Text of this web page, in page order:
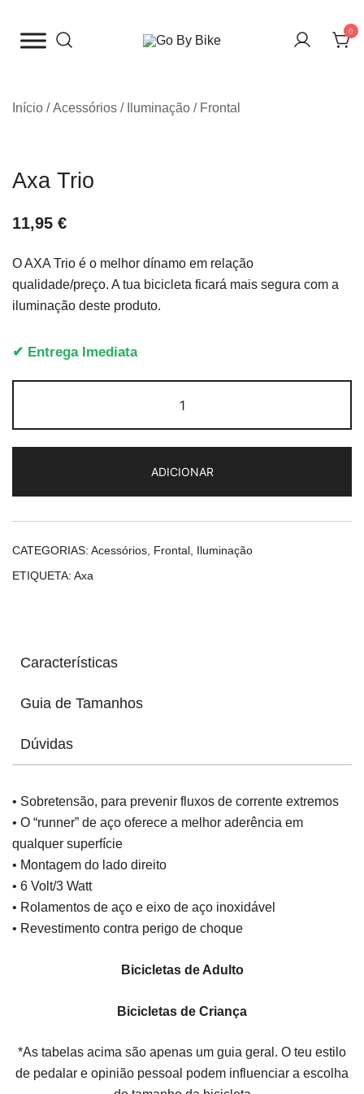
para
0
Início /Acessórios / Iluminação / Frontal
Axa Trio
11,95 €
O AXA Trio é o melhor dínamo em relação
qualidade/preço. A tua bicicleta ficará mais segura com a
iluminação deste produto.
✔ Entrega Imediata
de
Axa
ADICIONAR
CATEGORIAS: Acessórios Frontal Iluminação
ETIQUETA: Axa
Características
Guia de Tamanhos
Dúvidas
• Sobretensão, para prevenir fluxos de corrente extremos
• O “runner” de aço oferece a melhor aderência em
qualquer superfície
• Montagem do lado direito
• 6 Volt/3 Watt
• Rolamentos de aço e eixo de aço inoxidável
• Revestimento contra perigo de choque
Bicicletas de Adulto
Bicicletas de Criança
*As tabelas acima são apenas um guia geral. O teu estilo
de pedalar e opinião pessoal podem influenciar a escolha